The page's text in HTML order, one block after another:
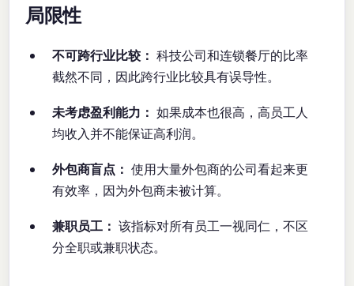
局限性
不可跨行业比较： 科技公司和连锁餐厅的比率
截然不同，因此跨行业比较具有误导性。
未考虑盈利能力： 如果成本也很高，高员工人
均收入并不能保证高利润。
外包商盲点： 使用大量外包商的公司看起来更
有效率，因为外包商未被计算。
兼职员工： 该指标对所有员工一视同仁，不区
分全职或兼职状态。